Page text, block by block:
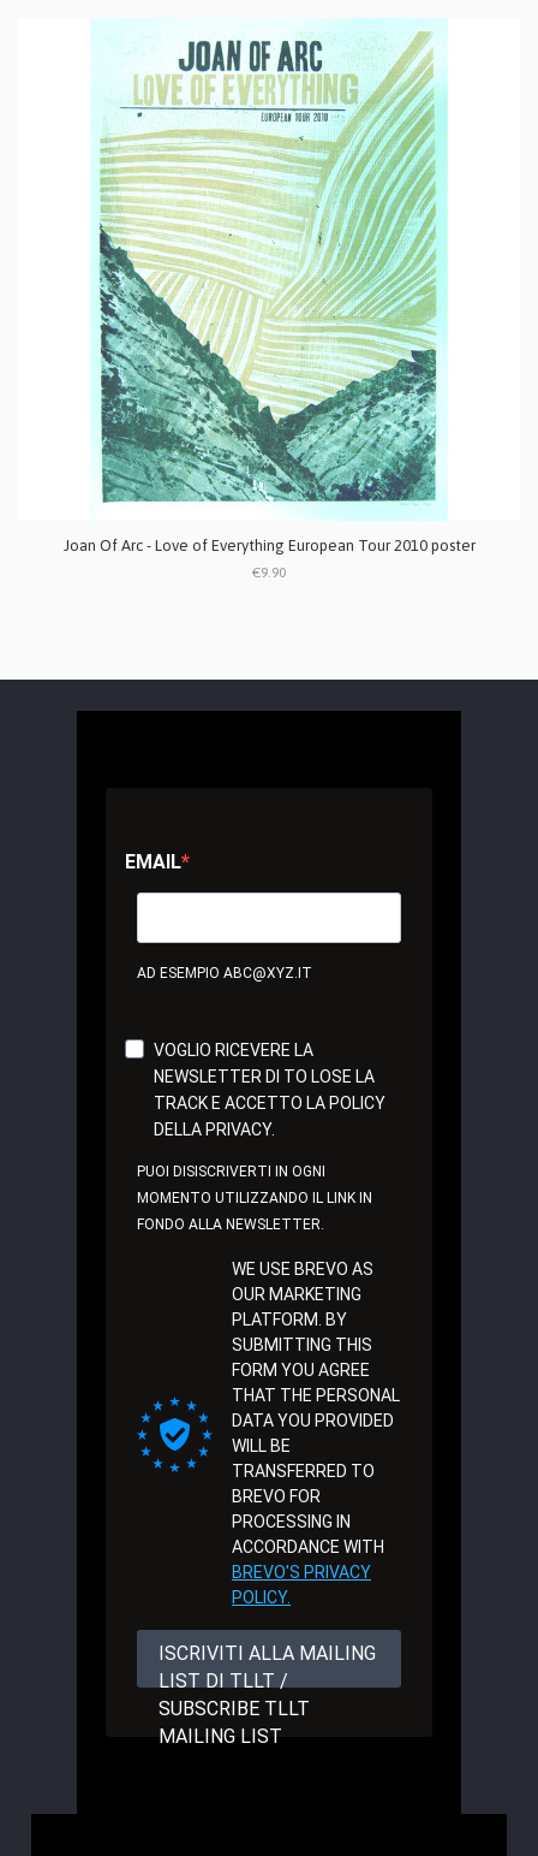
Joan Of Arc - Love of Everything European Tour 2010 poster
€9.90
EMAIL
AD ESEMPIO ABC@XYZ.IT
VOGLIO RICEVERE LA
NEWSLETTER DI TO LOSE LA
TRACK E ACCETTO LA POLICY
DELLA PRIVACY.
PUOI DISISCRIVERTI IN OGNI
MOMENTO UTILIZZANDO IL LINK IN
FONDO ALLA NEWSLETTER.
WE USE BREVO AS
OUR MARKETING
PLATFORM. BY
SUBMITTING THIS
FORM YOU AGREE
THAT THE PERSONAL
DATA YOU PROVIDED
WILL BE
TRANSFERRED TO
BREVO FOR
PROCESSING IN
ACCORDANCE WITH
BREVO'S PRIVACY
POLICY.
ISCRIVITI ALLA MAILING
LIST DI TLLT /
SUBSCRIBE TLLT
MAILING LIST